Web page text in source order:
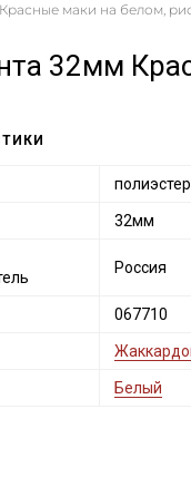
маки на белом,
32мм
32мм
Россия
067710
Белый